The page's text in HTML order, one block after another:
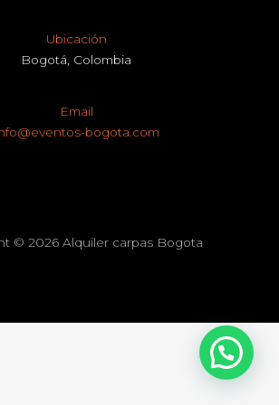
Ubicación
Bogotá, Colombia
Email
bogota.com
© 2026 Alquiler carpas Bogota